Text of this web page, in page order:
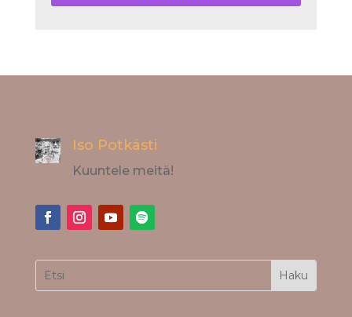
Iso Potkästi
Kuuntele meitä!